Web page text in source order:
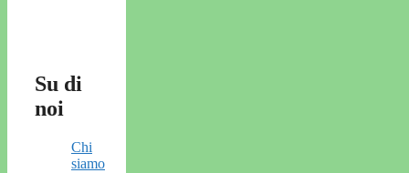
Su di
noi
Chi
siamo